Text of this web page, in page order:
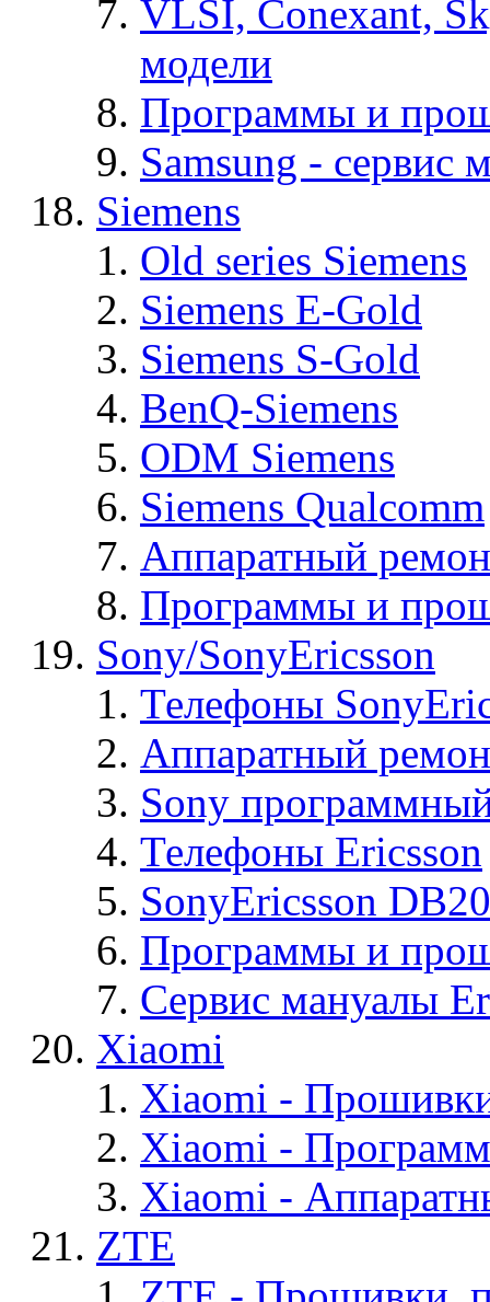
VLSI, Conexant,
модели
Программы и
Samsung - cервис
Siemens
Old series Siemens
Siemens E-Gold
Siemens S-Gold
BenQ-Siemens
ODM Siemens
Siemens Qualcomm
Аппаратный
Программы и
Sony/SonyEricsson
Телефоны
Аппаратный
Sony
Телефоны Ericsson
SonyEricsson
Программы и
Сервис мануалы
Xiaomi
Xiaomi -
Xiaomi -
Xiaomi -
ZTE